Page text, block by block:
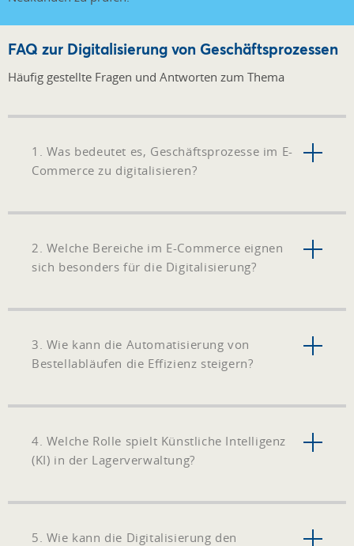
FAQ zur Digitalisierung von Geschäftsprozessen
Häufig gestellte Fragen und Antworten zum Thema
1. Was bedeutet es, Geschäftsprozesse im E-
Commerce zu digitalisieren?
2. Welche Bereiche im E-Commerce eignen
sich besonders für die Digitalisierung?
3. Wie kann die Automatisierung von
Bestellabläufen die Effizienz steigern?
4. Welche Rolle spielt Künstliche Intelligenz
(KI) in der Lagerverwaltung?
5. Wie kann die Digitalisierung den